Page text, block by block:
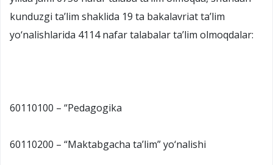
kunduzgi ta’lim shaklida 19 ta bakalavriat ta’lim
yo‘nalishlarida 4114 nafar talabalar ta’lim olmoqdalar:
60110100 – “Pedagogika
60110200 – “Maktabgacha ta’lim” yo‘nalishi